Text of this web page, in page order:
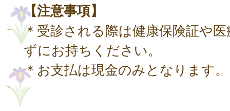
【注意事項】
＊受診される際は健康保険証や
ずにお持ちください。
＊お支払は現金のみとなります。